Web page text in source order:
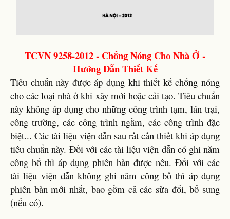
TCVN 9258-2012 - Chống Nóng Cho Nhà Ở -
Hướng Dẫn Thiết Kế
Tiêu chuẩn này được áp dụng khi thiết kế chống nóng
cho các loại nhà ở khi xây mới hoặc cải tạo. Tiêu chuẩn
này không áp dụng cho những công trình tạm, lán trại,
công trường, các công trình ngầm, các công trình đặc
biệt... Các tài liệu viện dẫn sau rất cần thiết khi áp dụng
tiêu chuẩn này. Đối với các tài liệu viện dẫn có ghi năm
công bố thì áp dụng phiên bản được nêu. Đối với các
tài liệu viện dẫn không ghi năm công bố thì áp dụng
phiên bản mới nhất, bao gồm cả các sửa đổi, bổ sung
(nếu có).